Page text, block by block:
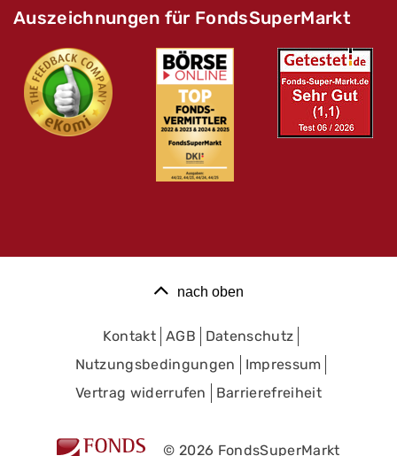
Auszeichnungen für FondsSuperMarkt
nach oben
Kontakt AGB
Datenschutz
Nutzungsbedingungen
Impressum
Vertrag widerrufen
Barrierefreiheit
© 2026 FondsSuperMarkt